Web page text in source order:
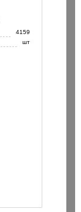
4159
шт